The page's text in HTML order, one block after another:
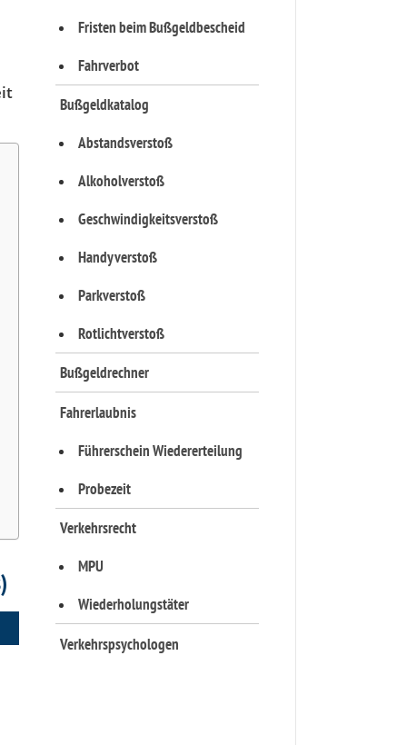
Fristen beim Bußgeldbescheid
Fahrverbot
Bußgeldkatalog
Abstandsverstoß
Alkoholverstoß
Geschwindigkeitsverstoß
Handyverstoß
Parkverstoß
Rotlichtverstoß
Bußgeldrechner
Fahrerlaubnis
Führerschein Wiedererteilung
Probezeit
Verkehrsrecht
MPU
Wiederholungstäter
Verkehrspsychologen